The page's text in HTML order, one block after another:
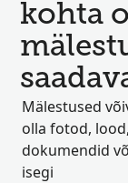
kohta
Mälestused
olla fotod, lood,
dokumendid
isegi